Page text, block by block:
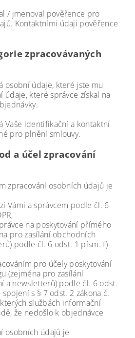
/ jmenoval pověřence pro
Kontaktními údaji pověřence
zpracovávaných
osobní údaje, které jste mu
údaje, které správce získal na
Vaše identifikační a kontaktní
pro plnění smlouvy.
a účel zpracování
zpracování osobních údajů je
Vámi a správcem podle čl. 6
na poskytování přímého
pro zasílání obchodních
podle čl. 6 odst. 1 písm. f)
pro účely poskytování
(zejména pro zasílání
a newsletterů) podle čl. 6 odst.
spojení s § 7 odst. 2 zákona č.
službách informační
že nedošlo k objednávce
osobních údajů je